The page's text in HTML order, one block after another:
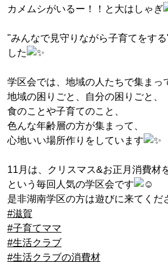
カメムシがいるー！！と大はしゃぎ
"みんなで見守りながら子育てをす
した
学区会では、地域の人たちで集まっ
地域の困りごと、自分の困りごと、
食のことや子育てのこと、
色んな年齢層の方が集まって、
心地いい場所作りをしています
11月は、クリスマス&お正月消費材
という毎回人気の学区会です
是非湖南学区の方は遊びに来てくだ
#滋賀
#子育てママ
#生活クラブ
#生活クラブの消費材